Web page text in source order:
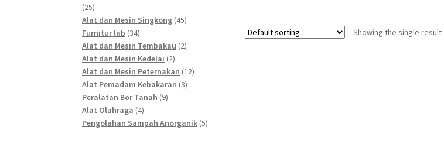
Showing the single result
2525
products
Alat dan Mesin Singkong 4545
Furnitur lab 3434
products
Alat dan Mesin Tembakau 22
Alat dan Mesin Kedelai 22
products
Alat dan Mesin Peternakan 1212
Alat Pemadam Kebakaran 33
Peralatan Bor Tanah 99
Alat Olahraga 44
products
Pengolahan Sampah Anorganik 55